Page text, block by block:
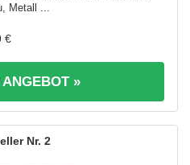
Metall ...
€
»
2